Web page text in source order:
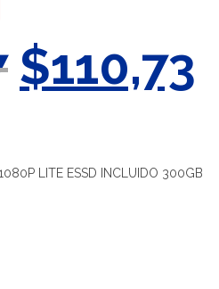
$110,73
LITE ESSD INCLUIDO 300GB